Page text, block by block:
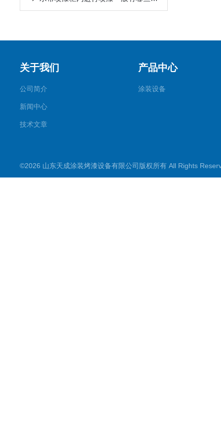
关于我们
公司简介
新闻中心
技术文章
产品中心
涂装设备
©2026 山东天成涂装烤漆设备有限公司版权所有 All Rights